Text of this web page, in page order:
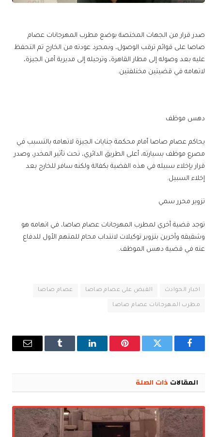
صدر قرار من الجهات المختصة بوضع مطرب المهرجانات عصام
صاصا على قوائم ترقب الوصول، وبمجرد عودته من الخارج تم التحفظ
عليه بعد وصوله إلى مطار القاهرة، وترحيله إلى مديرية أمن الجيزة،
لاتهامه في قضيتين مختلفتين.
دهس موظف
يحاكم عصام صاصا أمام محكمة جنايات الجيزة لاتهامه بالتسبب في
مصرع موظف بسيارته، أعلى الطريق الدائري، تحت تأثير المخدر، وصدر
قرار بإخلاء سبيله في هذه القضية بكفالة ولكنه سافر للخارج بعد
إخلاء السبيل.
تزوير محرر سمي
توجد قضية أخري لمطرب المهرجانات عصام صاصا، في اتهامه هو
وشقيقه وآخرين بتزوير توكيلات لانتداب محام للمتهم الأول للدفاع
عنه في قضية دهس الموظف.
اخبار الحوادث القبض على عصام صاصا عصام صاصا
مطرب المهرجانات عصام صاصا
فيسبوك تويتر بينتيريستلينكدإن Tumblr
البريد
المقالات ذات الصلة